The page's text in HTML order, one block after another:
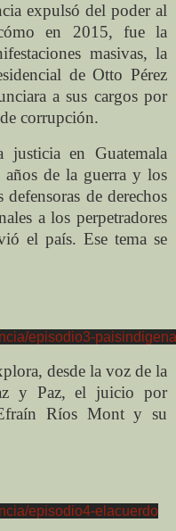
expulsó del poder al
en 2015, fue la
masivas, la
de Otto Pérez
a sus cargos por
corrupción.
en Guatemala
de la guerra y los
defensoras de derechos
a los perpetradores
el país. Ese tema se
episodio3-paisindigena
desde la voz de la
y Paz, el juicio por
Ríos Mont y su
episodio4-elacuerdo